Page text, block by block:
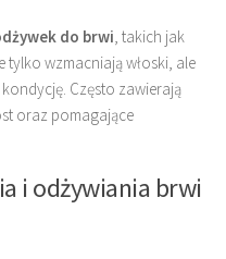
do brwi, takich jak
tylko wzmacniają włoski, ale
Często zawierają
oraz pomagające
i odżywiania brwi